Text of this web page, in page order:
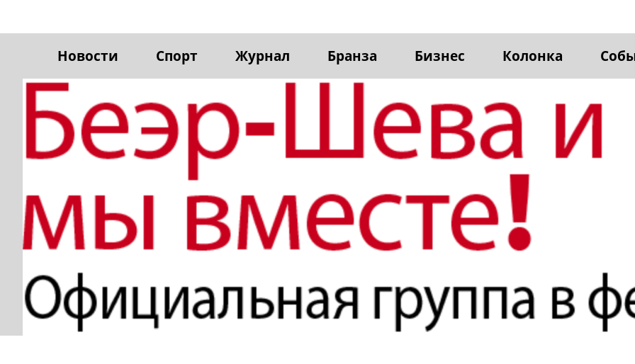
Новости Спорт Журнал Бранза Бизнес Колонка